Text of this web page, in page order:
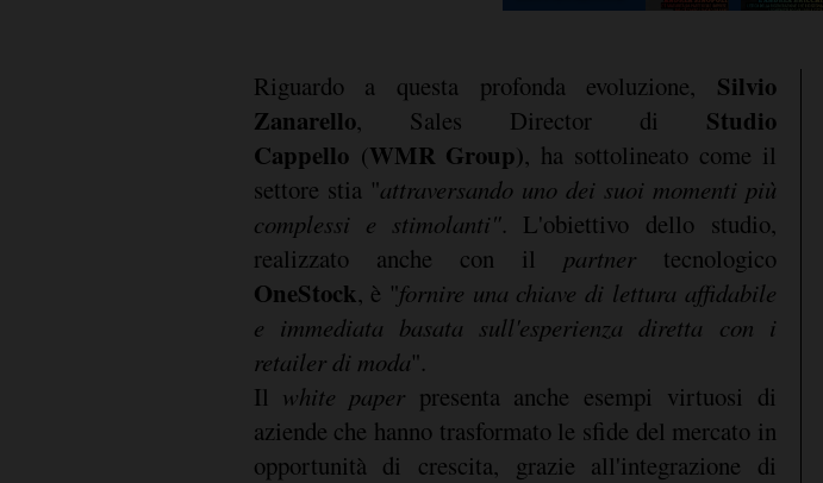
Riguardo a questa profonda evoluzione, Silvio
Zanarello, Sales Director di Studio
Cappello(WMR Group), ha sottolineato come il
settore stia "attraversando uno dei suoi momenti più
complessi e stimolanti". L'obiettivo dello studio,
realizzato anche con il partnertecnologico
OneStock, è "fornire una chiave di lettura affidabile
e immediata basata sull'esperienza diretta con i
retailer di moda".
Il white paperpresenta anche esempi virtuosi di
aziende che hanno trasformato le sfide del mercato in
opportunità di crescita, grazie all'integrazione di